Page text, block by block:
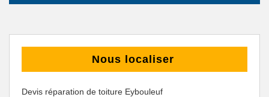
Nous localiser
Devis réparation de toiture Eybouleuf